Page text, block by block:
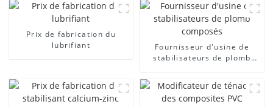
Prix ​​de fabrication du
lubrifiant
Fournisseur d'usine de
stabilisateurs de plomb